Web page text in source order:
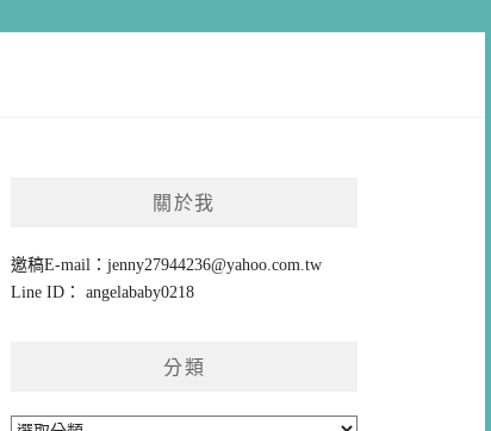
關於我
邀稿E-mail：jenny27944236@yahoo.com.tw
Line ID： angelababy0218
分類